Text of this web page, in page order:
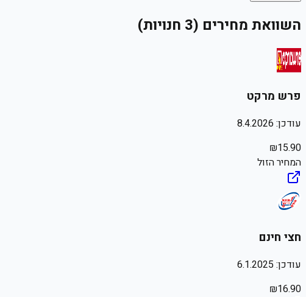
השוואת מחירים (3 חנויות)
פרש מרקט
עודכן: 8.4.2026
₪15.90
המחיר הזול
חצי חינם
עודכן: 6.1.2025
₪16.90